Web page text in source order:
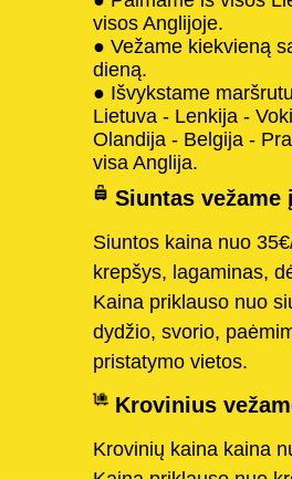
visos Anglijoje.
● Vežame kiekvieną
dieną.
● Išvykstame
Lietuva - Lenkija -
Olandija - Belgija -
visa Anglija.
Siuntas vežame
Siuntos kaina nuo
krepšys, lagaminas,
Kaina priklauso nuo
dydžio, svorio,
pristatymo vietos.
Krovinius
Krovinių kaina kaina